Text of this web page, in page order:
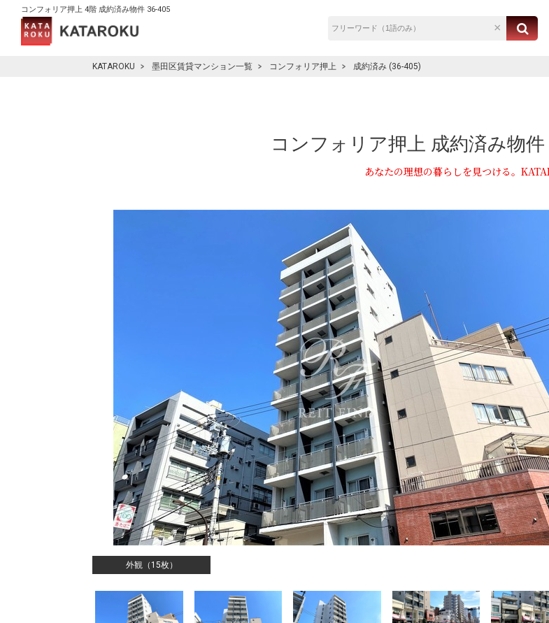
コンフォリア押上 4階 成約済み物件 36-405
KATAROKU 墨田区賃貸マンション一覧 コンフォリア押上 成約済み (36-405)
コンフォリア押上 成約済み物件
あなたの理想の暮らしを見つける。
外観（15枚）